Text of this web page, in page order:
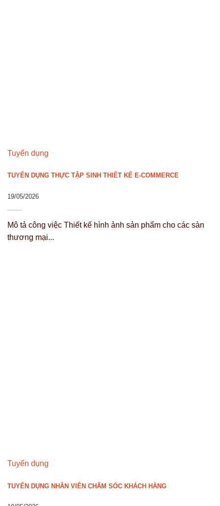
Tuyển dụng
TUYỂN DỤNG THỰC TẬP SINH THIẾT KẾ E-COMMERCE
19/05/2026
Mô tả công việc Thiết kế hình ảnh sản phẩm cho các sàn
thương mại...
Tuyển dụng
TUYỂN DỤNG NHÂN VIÊN CHĂM SÓC KHÁCH HÀNG